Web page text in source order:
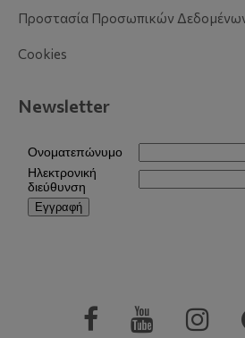
Προστασία Προσωπικών
Cookies
Newsletter